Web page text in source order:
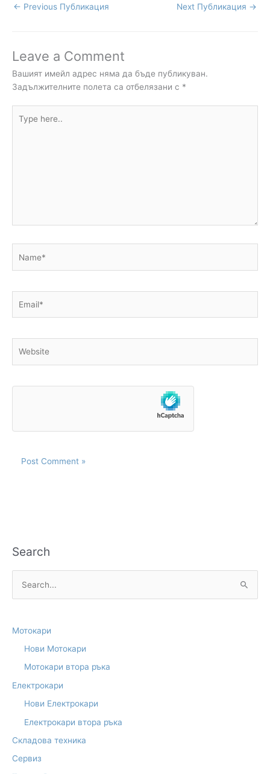
← Previous Публикация Next Публикация →
Leave a Comment
Вашият имейл адрес няма да бъде публикуван.
Задължителните полета са отбелязани с *
here..
Search
r
f
Мотокари
Нови Мотокари
Мотокари втора ръка
Електрокари
Нови Електрокари
Електрокари втора ръка
Складова техника
Сервиз